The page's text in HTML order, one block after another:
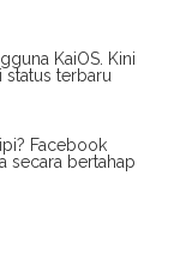
KaiOS. Kini
terbaru
Facebook
secara bertahap